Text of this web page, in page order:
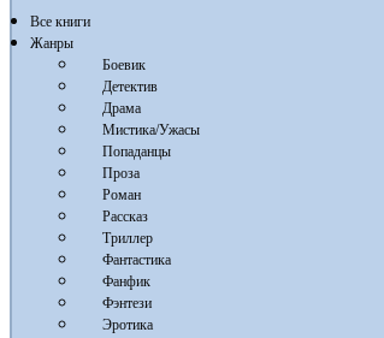
Все книги
Жанры
Боевик
Детектив
Драма
Мистика/Ужасы
Попаданцы
Проза
Роман
Рассказ
Триллер
Фантастика
Фанфик
Фэнтези
Эротика